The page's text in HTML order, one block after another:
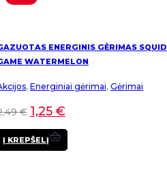
ENERGINIS GĖRIMAS SQUID
WATERMELON
, Energiniai gėrimai, Gėrimai
€ 1,25 €
Į KREPŠELĮ